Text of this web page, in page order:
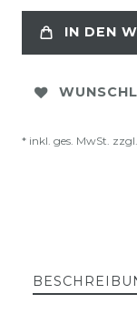
IN DEN
* inkl. ges. MwSt. zzgl.